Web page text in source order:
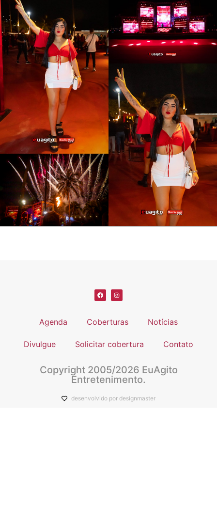
Agenda Coberturas Notícias
Divulgue Solicitar cobertura Contato
Copyright 2005/2026 EuAgito
Entretenimento.
desenvolvido por designmaster